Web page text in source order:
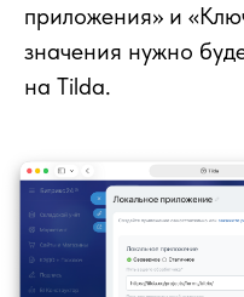
приложения» и
значения нужно
на Tilda.